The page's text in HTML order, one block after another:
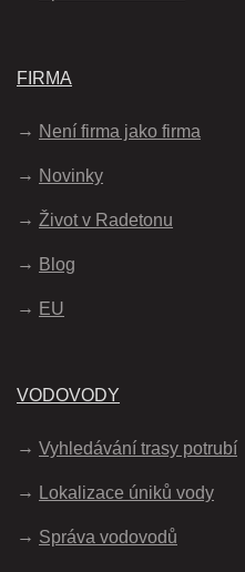
FIRMA
Není firma jako firma
Novinky
Život v Radetonu
Blog
EU
VODOVODY
Vyhledávání trasy potrubí
Lokalizace úniků vody
Správa vodovodů